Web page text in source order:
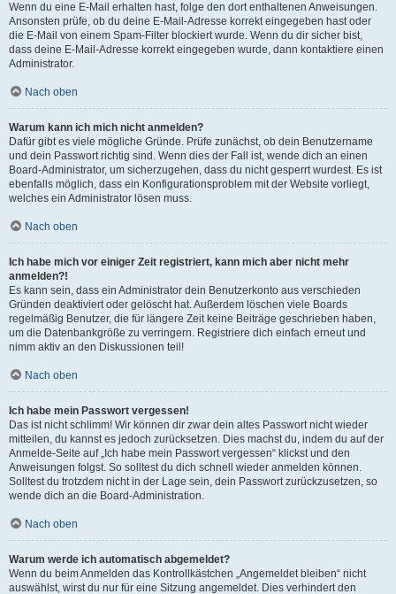
Wenn du eine E-Mail erhalten hast, folge den dort enthaltenen Anweisungen.
Ansonsten prüfe, ob du deine E-Mail-Adresse korrekt eingegeben hast oder
die E-Mail von einem Spam-Filter blockiert wurde. Wenn du dir sicher bist,
dass deine E-Mail-Adresse korrekt eingegeben wurde, dann kontaktiere einen
Administrator.
Nach oben
Warum kann ich mich nicht anmelden?
Dafür gibt es viele mögliche Gründe. Prüfe zunächst, ob dein Benutzername
und dein Passwort richtig sind. Wenn dies der Fall ist, wende dich an einen
Board-Administrator, um sicherzugehen, dass du nicht gesperrt wurdest. Es ist
ebenfalls möglich, dass ein Konfigurationsproblem mit der Website vorliegt,
welches ein Administrator lösen muss.
Nach oben
Ich habe mich vor einiger Zeit registriert, kann mich aber nicht mehr
anmelden?!
Es kann sein, dass ein Administrator dein Benutzerkonto aus verschieden
Gründen deaktiviert oder gelöscht hat. Außerdem löschen viele Boards
regelmäßig Benutzer, die für längere Zeit keine Beiträge geschrieben haben,
um die Datenbankgröße zu verringern. Registriere dich einfach erneut und
nimm aktiv an den Diskussionen teil!
Nach oben
Ich habe mein Passwort vergessen!
Das ist nicht schlimm! Wir können dir zwar dein altes Passwort nicht wieder
mitteilen, du kannst es jedoch zurücksetzen. Dies machst du, indem du auf der
Anmelde-Seite auf „Ich habe mein Passwort vergessen“ klickst und den
Anweisungen folgst. So solltest du dich schnell wieder anmelden können.
Solltest du trotzdem nicht in der Lage sein, dein Passwort zurückzusetzen, so
wende dich an die Board-Administration.
Nach oben
Warum werde ich automatisch abgemeldet?
Wenn du beim Anmelden das Kontrollkästchen „Angemeldet bleiben“ nicht
auswählst, wirst du nur für eine Sitzung angemeldet. Dies verhindert den